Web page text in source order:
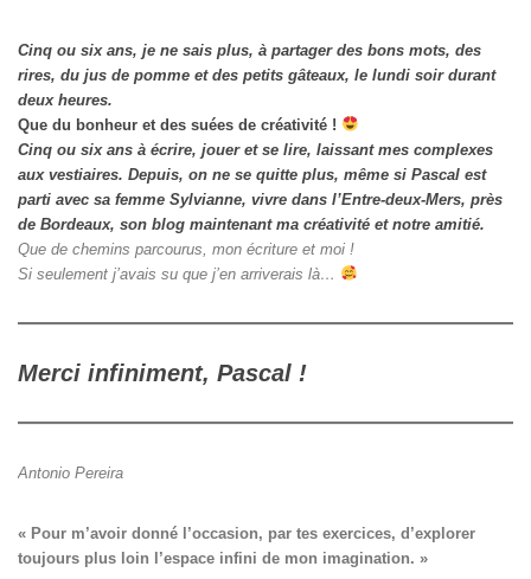
Cinq ou six ans, je ne sais plus, à partager des bons mots, des
rires, du jus de pomme et des petits gâteaux, le lundi soir durant
deux heures.
Que du bonheur et des suées de créativité !
Cinq ou six ans à écrire, jouer et se lire, laissant mes complexes
aux vestiaires. Depuis, on ne se quitte plus, même si Pascal est
parti avec sa femme Sylvianne, vivre dans l’Entre-deux-Mers, près
de Bordeaux, son blog maintenant ma créativité et notre amitié.
Que de chemins parcourus, mon écriture et moi !
Si seulement j’avais su que j’en arriverais là…
Merci infiniment, Pascal !
Antonio Pereira
« Pour m’avoir donné l’occasion, par tes exercices, d’explorer
toujours plus loin l’espace infini de mon imagination. »